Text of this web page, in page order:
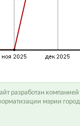
разработан компанией
мэрии